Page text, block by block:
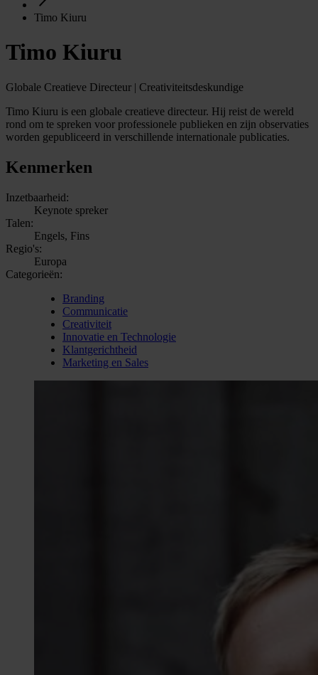
Timo Kiuru
Timo Kiuru
Globale Creatieve Directeur | Creativiteitsdeskundige
Timo Kiuru is een globale creatieve directeur. Hij reist de wereld
rond om te spreken voor professionele publieken en zijn observaties
worden gepubliceerd in verschillende internationale publicaties.
Kenmerken
Inzetbaarheid:
Keynote spreker
Talen:
Engels, Fins
Regio's:
Europa
Categorieën:
Branding
Communicatie
Creativiteit
Innovatie en Technologie
Klantgerichtheid
Marketing en Sales